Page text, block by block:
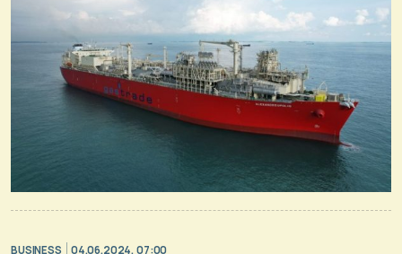
BUSINESS 04.06.2024, 07:00